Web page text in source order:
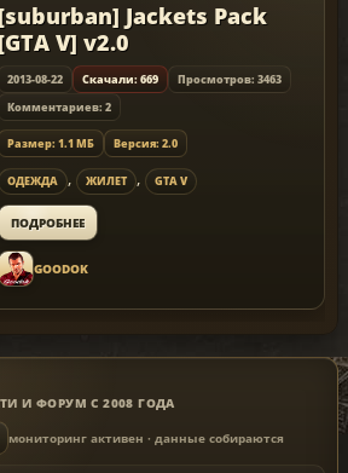
[suburban] Jackets Pack
[GTA V] v2.0
2013-08-22 Скачали: 669
Просмотров: 3463
Комментариев: 2
Размер: 1.1 МБ Версия: 2.0
ОДЕЖДА , ЖИЛЕТ , GTA V
ПОДРОБНЕЕ
GOODOK
И ФОРУМ С 2008 ГОДА
мониторинг активен · данные собираются